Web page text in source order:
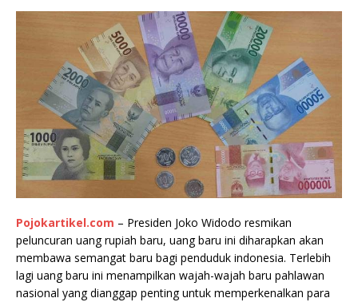
Pojokartikel.com – Presiden Joko Widodo resmikan
peluncuran uang rupiah baru, uang baru ini diharapkan akan
membawa semangat baru bagi penduduk indonesia. Terlebih
lagi uang baru ini menampilkan wajah-wajah baru pahlawan
nasional yang dianggap penting untuk memperkenalkan para